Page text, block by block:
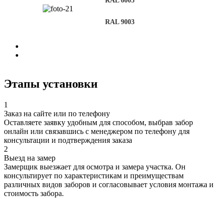
RAL 9003
Этапы установки
1
Заказ на сайте или по телефону
Оставляете заявку удобным для способом, выбрав забор
онлайн или связавшись с менеджером по телефону для
консультации и подтверждения заказа
2
Выезд на замер
Замерщик выезжает для осмотра и замера участка. Он
консультирует по характеристикам и преимуществам
различных видов заборов и согласовывает условия монтажа и
стоимость забора.